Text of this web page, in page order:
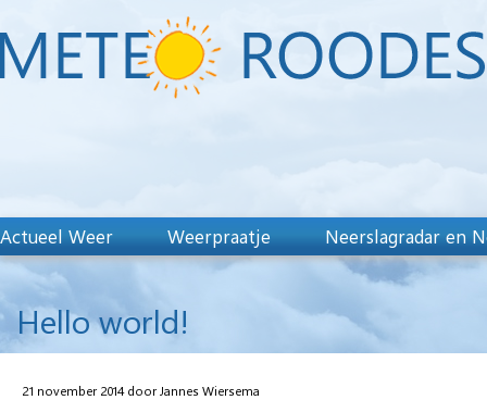
Actueel Weer Weerpraatje Neerslagradar en
Hello world!
21 november 2014 door Jannes Wiersema